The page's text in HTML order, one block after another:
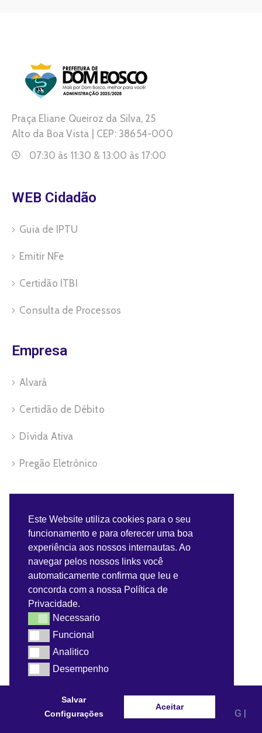
Praça Eliane Queiroz da Silva, 25
Alto da Boa Vista | CEP: 38654-000
07:30 às 11:30 & 13:00 às 17:00
WEB Cidadão
Guia de IPTU
Emitir NFe
Certidão ITBI
Consulta de Processos
Empresa
Alvará
Certidão de Débito
Dívida Ativa
Pregão Eletrônico
Benefícios do Servidor
Contra-Cheque
Convênios do Servidor
Webmail
© 2021 - Prefeitura Municipal de Dom Bosco - MG |
Este Website utiliza cookies para o seu
funcionamento e para oferecer uma boa
experiência aos nossos internautas. Ao
navegar pelos nossos links você
automaticamente confirma que leu e
concorda com a nossa Política de
Privacidade.
NecessarioNecessario
FuncionalFuncional
AnaliticoAnalitico
Desempenho
Desempenho
Salvar
Configurações
Aceitar